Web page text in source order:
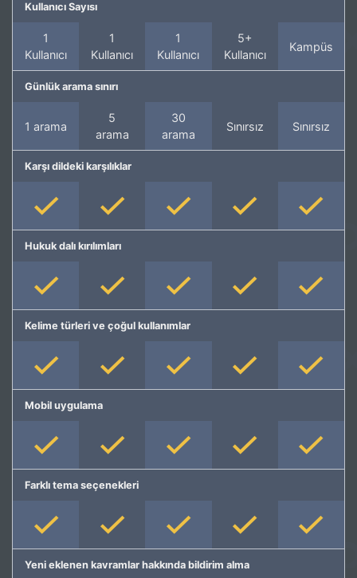
Kullanıcı Sayısı
1
Kullanıcı
1
Kullanıcı
1
Kullanıcı
5+
Kullanıcı
Kampüs
Günlük arama sınırı
1 arama
5
arama
30
arama
Sınırsız Sınırsız
Karşı dildeki karşılıklar
Hukuk dalı kırılımları
Kelime türleri ve çoğul kullanımlar
Mobil uygulama
Farklı tema seçenekleri
Yeni eklenen kavramlar hakkında bildirim alma